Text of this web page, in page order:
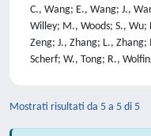
C., Wang; E., Wang; J.,
Willey; M., Woods; S., Wu;
Zeng; J., Zhang; L.,
Scherf; W., Tong; R.,
Mostrati risultati da 5 a 5 di 5